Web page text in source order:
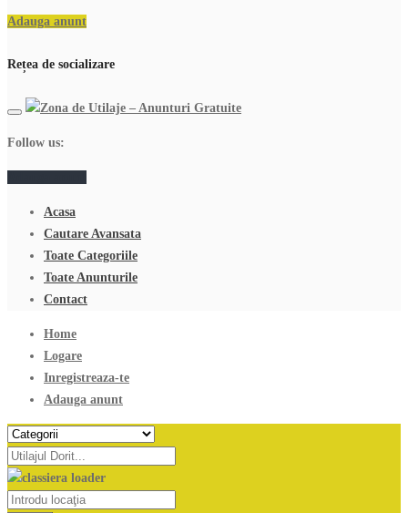
Adauga anunt
Rețea de socializare
Follow us:
Acasa
Cautare Avansata
Toate Categoriile
Toate Anunturile
Contact
Home
Logare
Inregistreaza-te
Adauga anunt